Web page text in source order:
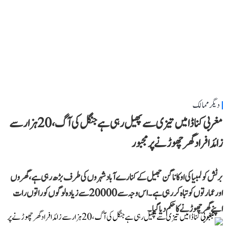
دیگر ممالک
مغربی کناڈا میں تیزی سے پھیل رہی ہے جنگل کی آگ، 20 ہزار سے
زائد افراد گھر چھوڑنے پر مجبور
برٹش کولمبیا کی اوکاناگن جھیل کے کنارے آباد شہروں کی طرف بڑھ رہی ہے، گھروں
اور عمارتوں کو تباہ کر رہی ہے۔ اس وجہ سے 20000 سے زیادہ لوگوں کو راتوں رات
اپنے گھر چھوڑنے کا حکم دیا گیا۔